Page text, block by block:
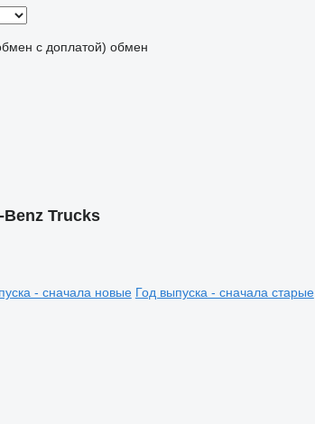
с доплатой) обмен
Trucks
- сначала новые Год выпуска - сначала старые